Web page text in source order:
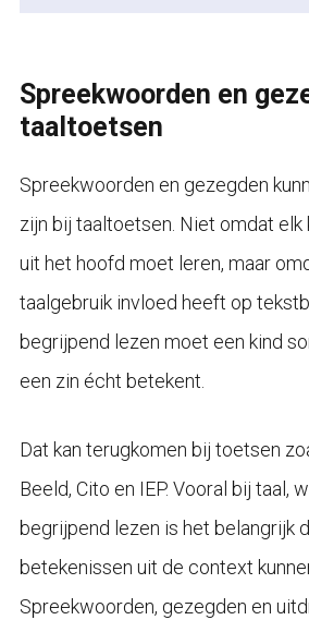
Spreekwoorden en
taaltoetsen
Spreekwoorden en gezegden
zijn bij taaltoetsen. Niet omdat elk
uit het hoofd moet leren, maar
taalgebruik invloed heeft op
begrijpend lezen moet een kind
een zin écht betekent.
Dat kan terugkomen bij toetsen
Beeld, Cito en IEP. Vooral bij taal,
begrijpend lezen is het belangrijk
betekenissen uit de context
Spreekwoorden, gezegden en